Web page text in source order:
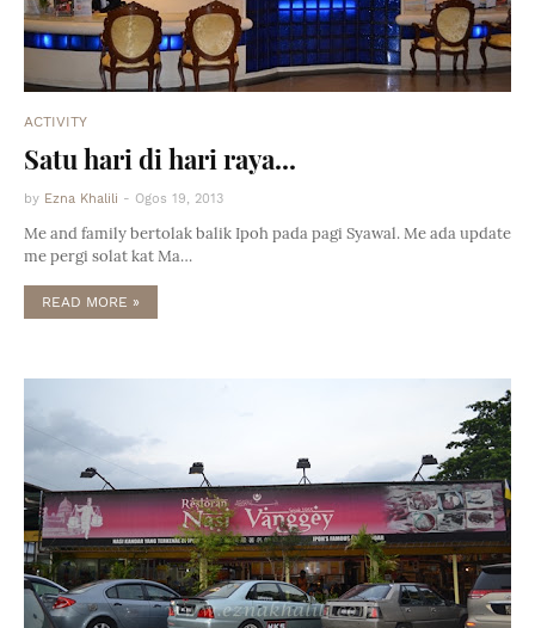
ACTIVITY
Satu hari di hari raya...
by Ezna Khalili - Ogos 19, 2013
Me and family bertolak balik Ipoh pada pagi Syawal. Me ada update
me pergi solat kat Ma…
READ MORE »